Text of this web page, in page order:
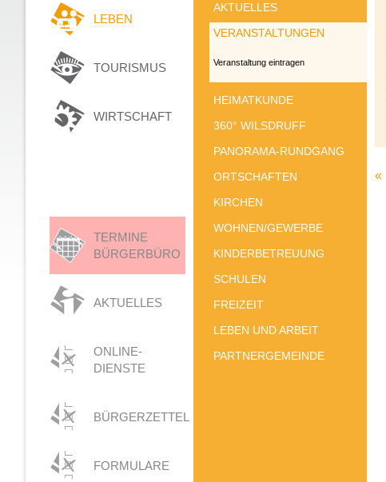
LEBEN
TOURISMUS
WIRTSCHAFT
TERMINE
BÜRGERBÜRO
AKTUELLES
ONLINE-
DIENSTE
BÜRGERZETTEL
FORMULARE
AKTUELLES
VERANSTALTUNGEN
Veranstaltung eintragen
HEIMATKUNDE
360° WILSDRUFF
PANORAMA-RUNDGANG
ORTSCHAFTEN
KIRCHEN
WOHNEN/GEWERBE
KINDERBETREUUNG
SCHULEN
FREIZEIT
LEBEN UND ARBEIT
PARTNERGEMEINDE
«